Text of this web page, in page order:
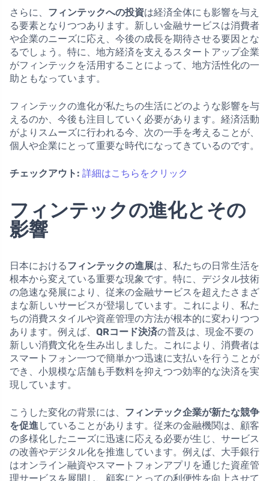
さらに、 フィンテックへの投資は経済全体にも影響を与え
る要素となりつつあります。新しい金融サービスは消費者
や企業のニーズに応え、今後の成長を期待させる要因とな
るでしょう。特に、地方経済を支えるスタートアップ企業
がフィンテックを活用することによって、地方活性化の一
助ともなっています。
フィンテックの進化が私たちの生活にどのような影響を与
えるのか、今後も注目していく必要があります。経済活動
がよりスムーズに行われる今、次の一手を考えることが、
個人や企業にとって重要な時代になってきているのです。
チェックアウト: 詳細はこちらをクリック
フィンテックの進化とその
影響
日本におけるフィンテックの進展は、私たちの日常生活を
根本から変えている重要な現象です。特に、デジタル技術
の急速な発展により、従来の金融サービスを超えたさまざ
まな新しいサービスが登場しています。これにより、私た
ちの消費スタイルや資産管理の方法が根本的に変わりつつ
あります。例えば、 QRコード決済の普及は、現金不要の
新しい消費文化を生み出しました。これにより、消費者は
スマートフォン一つで簡単かつ迅速に支払いを行うことが
でき、小規模な店舗も手数料を抑えつつ効率的な決済を実
現しています。
こうした変化の背景には、 フィンテック企業が新たな競争
を促進していることがあります。従来の金融機関は、顧客
の多様化したニーズに迅速に応える必要が生じ、サービス
の改善やデジタル化を推進しています。例えば、大手銀行
はオンライン融資やスマートフォンアプリを通じた資産管
理サービスを展開し、顧客にとっての利便性を向上させて